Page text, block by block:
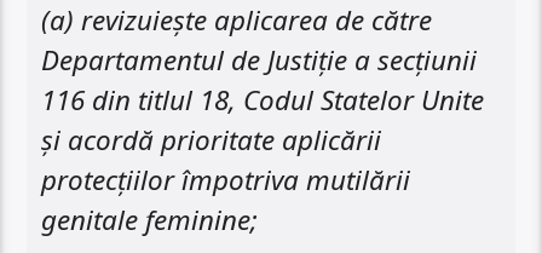
(a) revizuiește aplicarea de către
Departamentul de Justiție a secțiunii
116 din titlul 18, Codul Statelor Unite
și acordă prioritate aplicării
protecțiilor împotriva mutilării
genitale feminine;